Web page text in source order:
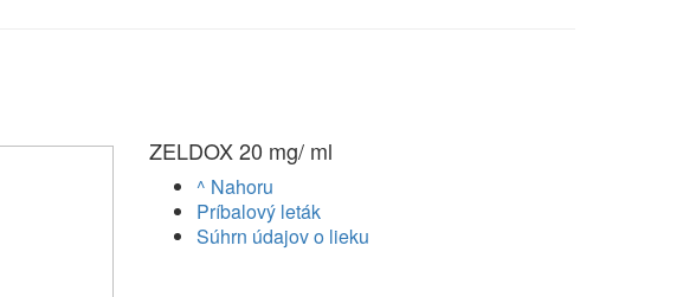
ZELDOX 20 mg/ ml
^ Nahoru
Príbalový leták
Súhrn údajov o lieku